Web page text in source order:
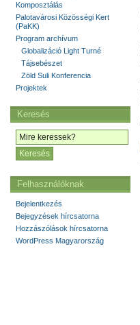
Komposztálás
Palotavárosi Közösségi Kert
(PaKK)
Program archívum
Globalizáció Light Turné
Tájsebészet
Zöld Suli Konferencia
Projektek
Keresés
Felhasználóknak
Bejelentkezés
Bejegyzések hírcsatorna
Hozzászólások hírcsatorna
WordPress Magyarország